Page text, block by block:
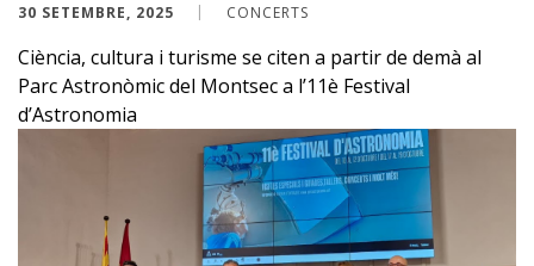
30 SETEMBRE, 2025 CONCERTS
Ciència, cultura i turisme se citen a partir de demà al
Parc Astronòmic del Montsec a l’11è Festival
d’Astronomia